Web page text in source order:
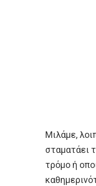
Μιλάμε,
σταματάει
τρόμο ή